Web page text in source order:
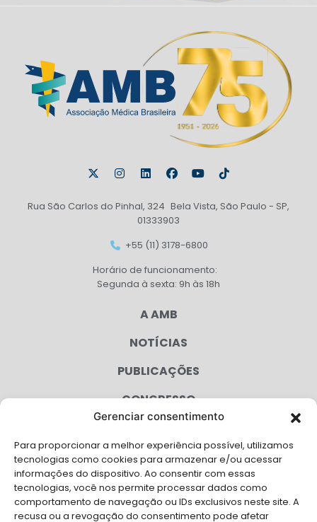
Gerenciar consentimento
Para proporcionar a melhor experiência possível, utilizamos
tecnologias como cookies para armazenar e/ou acessar
informações do dispositivo. Ao consentir com essas
tecnologias, você nos permite processar dados como
comportamento de navegação ou IDs exclusivos neste site. A
recusa ou a revogação do consentimento pode afetar
Rua São Carlos do Pinhal, 324 Bela Vista, São Paulo - SP,
01333903
+55 (11) 3178-6800
Horário de funcionamento:
Segunda à sexta: 9h às 18h
A AMB
NOTÍCIAS
PUBLICAÇÕES
CONGRESSO
CAMPANHAS
SERVIÇOS
FILIADAS